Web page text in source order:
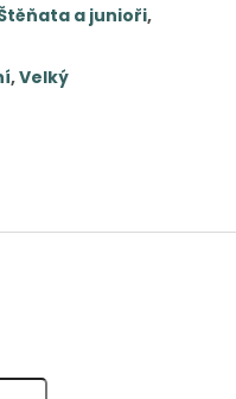
a junioři,
,Velký